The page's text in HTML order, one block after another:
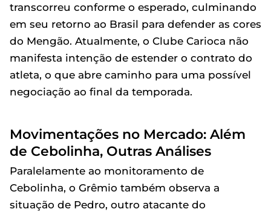
transcorreu conforme o esperado, culminando
em seu retorno ao Brasil para defender as cores
do Mengão. Atualmente, o Clube Carioca não
manifesta intenção de estender o contrato do
atleta, o que abre caminho para uma possível
negociação ao final da temporada.
Movimentações no Mercado: Além
de Cebolinha, Outras Análises
Paralelamente ao monitoramento de
Cebolinha, o Grêmio também observa a
situação de Pedro, outro atacante do